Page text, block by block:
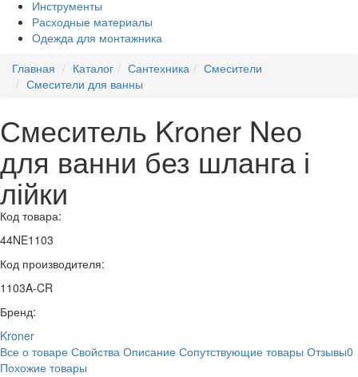
Инструменты
Расходные материалы
Одежда для монтажника
Главная
Каталог Сантехника
Смесители
Смесители для ванны
Смеситель Kroner Nео
для ванни без шланга і
лійки
Код товара:
44NE1103
Код производителя:
1103A-CR
Бренд:
Kroner
Все о товаре Свойства Описание Сопутствующие товары Отзывы0
Похожие товары